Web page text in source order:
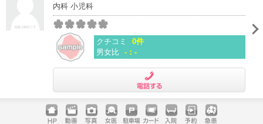
内科 小児科
クチコミ
0件
男女比 -：-